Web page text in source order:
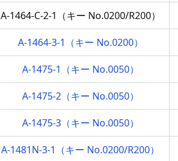
A-1464-C-2-1（キー No.0200/R200）
A-1464-3-1（キー No.0200）
A-1475-1（キー No.0050）
A-1475-2（キー No.0050）
A-1475-3（キー No.0050）
A-1481N-3-1（キー No.0200/R200）